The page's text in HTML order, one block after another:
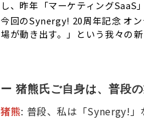
し、昨年「マーケティングSaaS
今回のSynergy! 20周年記念 オ
場が動き出す。」という我々の
ー 猪熊氏ご自身は、普段
猪熊: 普段、私は「Synergy!」